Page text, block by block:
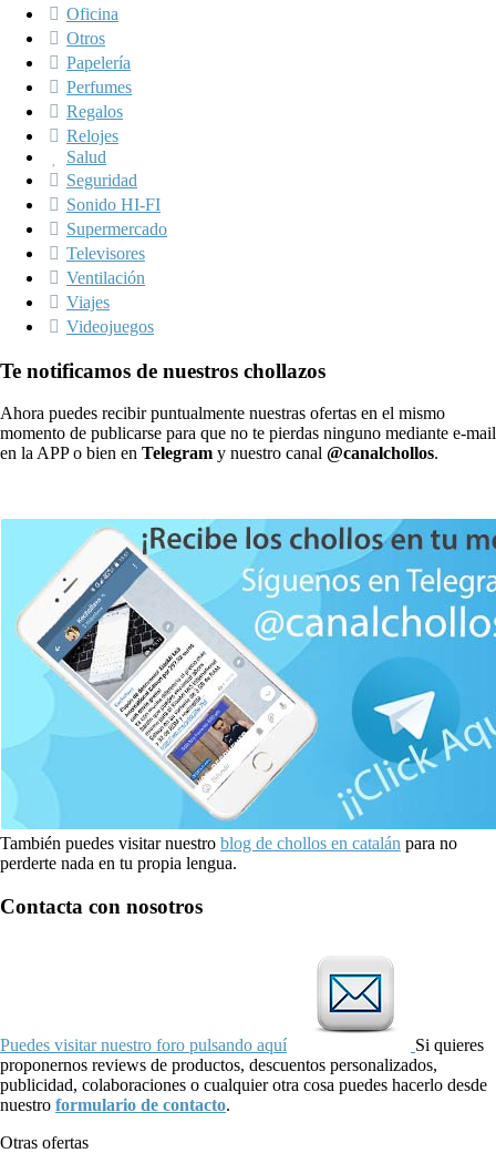
Oficina
Otros
Papelería
Perfumes
Regalos
Relojes
Salud
Seguridad
Sonido HI-FI
Supermercado
Televisores
Ventilación
Viajes
Videojuegos
Te notificamos de nuestros chollazos
Ahora puedes recibir puntualmente nuestras ofertas en el mismo
momento de publicarse para que no te pierdas ninguno mediante e-mail
en la APP o bien en Telegram y nuestro canal @canalchollos.
También puedes visitar nuestro blog de chollos en catalán para no
perderte nada en tu propia lengua.
Contacta con nosotros
Puedes visitar nuestro foro pulsando aquí
Si quieres
proponernos reviews de productos, descuentos personalizados,
publicidad, colaboraciones o cualquier otra cosa puedes hacerlo desde
nuestro formulario de contacto.
Otras ofertas